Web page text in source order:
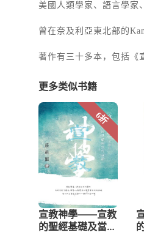
美國人類學家、語言學家
曾在奈及利亞東北部的
著作有三十多本，包括《
更多类似书籍